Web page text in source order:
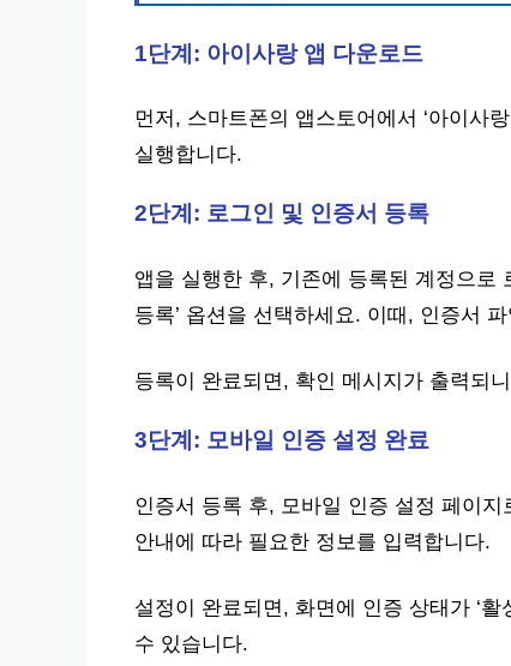
1단계: 아이사랑 앱 다운로드
먼저, 스마트폰의 앱스토어에서 ‘아이사
실행합니다.
2단계: 로그인 및 인증서 등록
앱을 실행한 후, 기존에 등록된 계정으로
등록’ 옵션을 선택하세요. 이때, 인증서
등록이 완료되면, 확인 메시지가 출력되
3단계: 모바일 인증 설정 완료
인증서 등록 후, 모바일 인증 설정 페이지
안내에 따라 필요한 정보를 입력합니다.
설정이 완료되면, 화면에 인증 상태가 ‘
수 있습니다.